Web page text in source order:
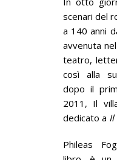
scenari del
a 140 anni
avvenuta
teatro,
così alla
dopo il
2011, Il
dedicato a Il
Phileas